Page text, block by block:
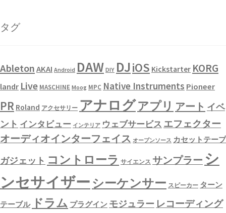
タグ
AbletonAKAI Android DAW DIY DJiOS Kickstarter KORG
landr Live MASCHINE Moog MPC Native Instruments Pioneer
PR Roland アクセサリー アナログアプリ アート イベ
ント インタビュー インテリア ウェブサービス エフェクター
オーディオインターフェイス オープンソース カセットテープ
ガジェット コントローラ サイエンス サンプラー シ
ンセサイザー シーケンサー スピーカー ターン
テーブル ドラム プラグイン モジュラー レコーディング